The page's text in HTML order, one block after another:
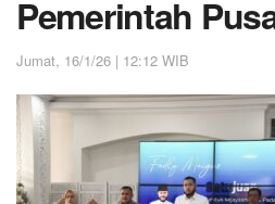
Pemerintah
Jumat, 16/1/26 | 12:12 WIB